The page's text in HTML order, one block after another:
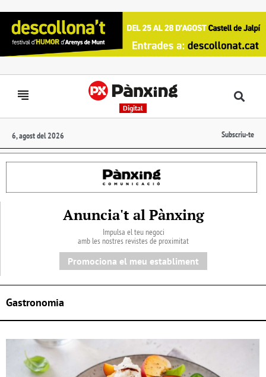
Digital
6, agost del 2026 Subscriu-te
Anuncia't al Pànxing
Impulsa el teu negoci
amb les nostres revistes de proximitat
Promociona el meu establiment
Gastronomia